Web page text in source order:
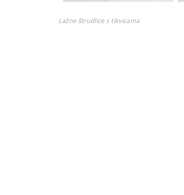
Lažne štrudlice s tikvicama